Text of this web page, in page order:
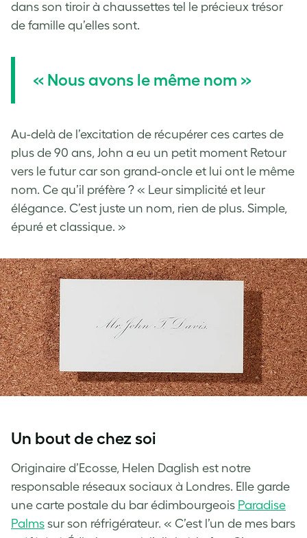
dans son tiroir à chaussettes tel le précieux trésor
de famille qu’elles sont.
« Nous avons le même nom »
Au-delà de l’excitation de récupérer ces cartes de
plus de 90 ans, John a eu un petit moment Retour
vers le futur car son grand-oncle et lui ont le même
nom. Ce qu’il préfère ? « Leur simplicité et leur
élégance. C’est juste un nom, rien de plus. Simple,
épuré et classique. »
Un bout de chez soi
Originaire d’Ecosse, Helen Daglish est notre
responsable réseaux sociaux à Londres. Elle garde
une carte postale du bar édimbourgeois Paradise
Palms sur son réfrigérateur. « C’est l’un de mes bars